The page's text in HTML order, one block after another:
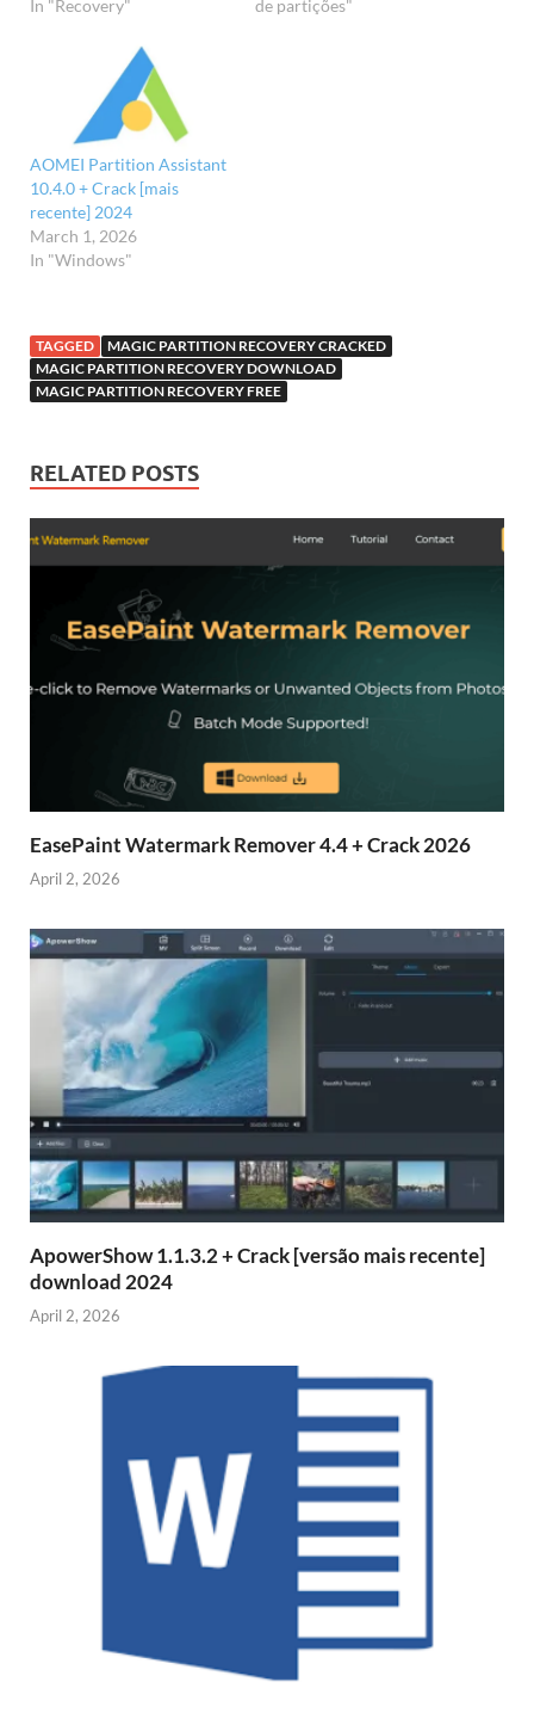
In "Recovery" de partições"
AOMEI Partition Assistant
10.4.0 + Crack [mais
recente] 2024
March 1, 2026
In "Windows"
TAGGED
MAGIC PARTITION RECOVERY CRACKED
MAGIC PARTITION RECOVERY DOWNLOAD
MAGIC PARTITION RECOVERY FREE
RELATED POSTS
EasePaint Watermark Remover 4.4 + Crack 2026
April 2, 2026
ApowerShow 1.1.3.2 + Crack [versão mais recente]
download 2024
April 2, 2026